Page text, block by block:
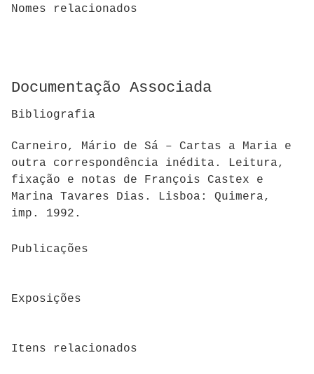
Nomes relacionados
Documentação Associada
Bibliografia
Carneiro, Mário de Sá – Cartas a Maria e
outra correspondência inédita. Leitura,
fixação e notas de François Castex e
Marina Tavares Dias. Lisboa: Quimera,
imp. 1992.
Publicações
Exposições
Itens relacionados